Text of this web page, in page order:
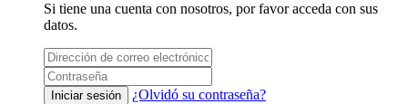
Si tiene una cuenta con nosotros, por favor acceda con sus
datos.
Iniciar sesión ¿Olvidó su contraseña?